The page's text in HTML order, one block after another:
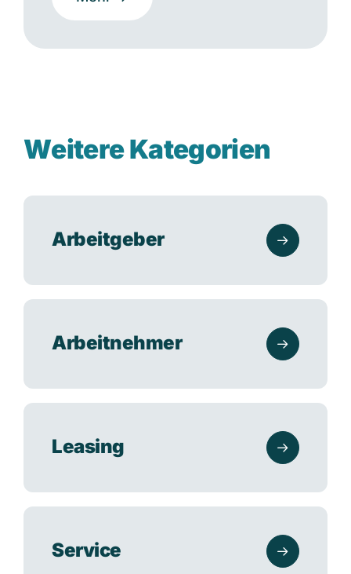
WeitereKategorien
Arbeitgeber
Arbeitnehmer
Leasing
Service